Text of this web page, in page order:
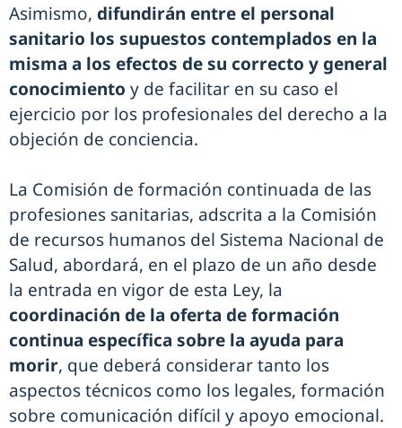
Asimismo, difundirán entre el personal
sanitario los supuestos contemplados en la
misma a los efectos de su correcto y general
conocimiento y de facilitar en su caso el
ejercicio por los profesionales del derecho a la
objeción de conciencia.
La Comisión de formación continuada de las
profesiones sanitarias, adscrita a la Comisión
de recursos humanos del Sistema Nacional de
Salud, abordará, en el plazo de un año desde
la entrada en vigor de esta Ley, la
coordinación de la oferta de formación
continua específica sobre la ayuda para
morir, que deberá considerar tanto los
aspectos técnicos como los legales, formación
sobre comunicación difícil y apoyo emocional.